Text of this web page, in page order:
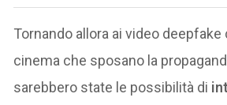
Tornando allora ai video deepfake
cinema che sposano la
sarebbero state le possibilità di